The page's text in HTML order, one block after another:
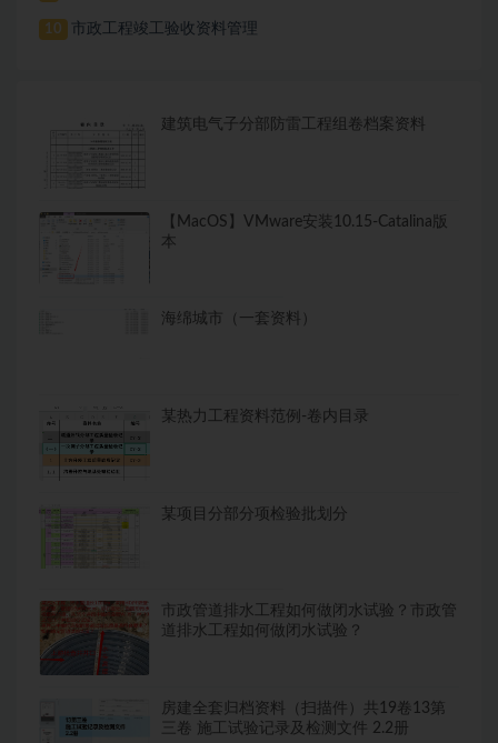
10 市政工程竣工验收资料管理
建筑电气子分部防雷工程组卷档案资料
【MacOS】VMware安装10.15-Catalina版
本
海绵城市（一套资料）
某热力工程资料范例-卷内目录
某项目分部分项检验批划分
市政管道排水工程如何做闭水试验？市政管
道排水工程如何做闭水试验？
房建全套归档资料（扫描件）共19卷13第
三卷 施工试验记录及检测文件 2.2册